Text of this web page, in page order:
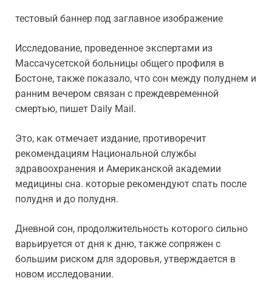
тестовый баннер под заглавное изображение
Исследование, проведенное экспертами из
Массачусетской больницы общего профиля в
Бостоне, также показало, что сон между полуднем и
ранним вечером связан с преждевременной
смертью, пишет Daily Mail.
Это, как отмечает издание, противоречит
рекомендациям Национальной службы
здравоохранения и Американской академии
медицины сна. которые рекомендуют спать после
полудня и до полудня.
Дневной сон, продолжительность которого сильно
варьируется от дня к дню, также сопряжен с
большим риском для здоровья, утверждается в
новом исследовании.